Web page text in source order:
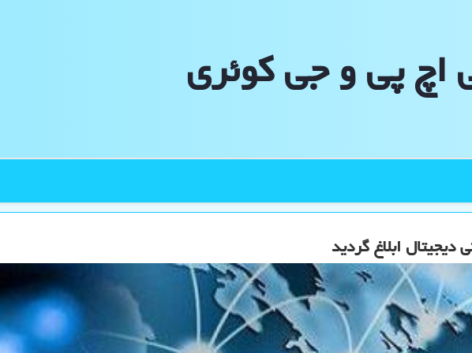
اچ پی و جی كوئری
دیجیتال ابلاغ گردید